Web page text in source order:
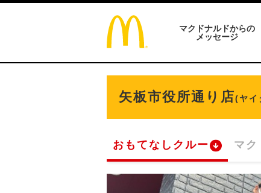
マクドナルドからの
メッセージ
矢板市役所通り店(ヤイ
おもてなしクルー マク